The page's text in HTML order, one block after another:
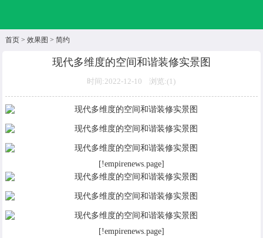
首页> 效果图 > 简约
现代多维度的空间和谐装修实景图
时间:2022-12-10 浏览:(1)
[!empirenews.page]
[!empirenews.page]